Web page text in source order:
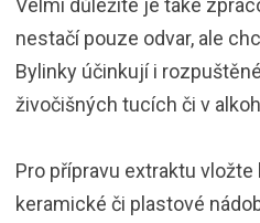
nestačí pouze odvar, ale
Bylinky účinkují i
živočišných tucích či v
Pro přípravu extraktu
keramické či plastové